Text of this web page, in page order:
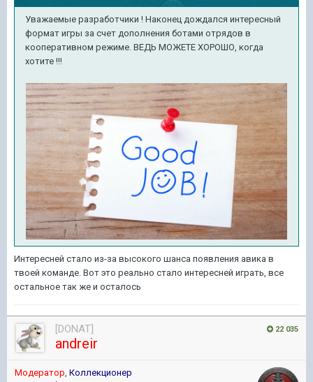
Уважаемые разработчики ! Наконец дождался интересный
формат игры за счет дополнения ботами отрядов в
кооперативном режиме. ВЕДЬ МОЖЕТЕ ХОРОШО, когда
хотите !!!
Интересней стало из-за высокого шанса появления авика в
твоей команде. Вот это реально стало интересней играть, все
остальное так же и осталось
22 035
[DONAT]
andreir
Модератор Коллекционер